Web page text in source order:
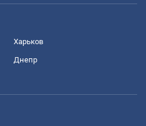
Харьков
Днепр